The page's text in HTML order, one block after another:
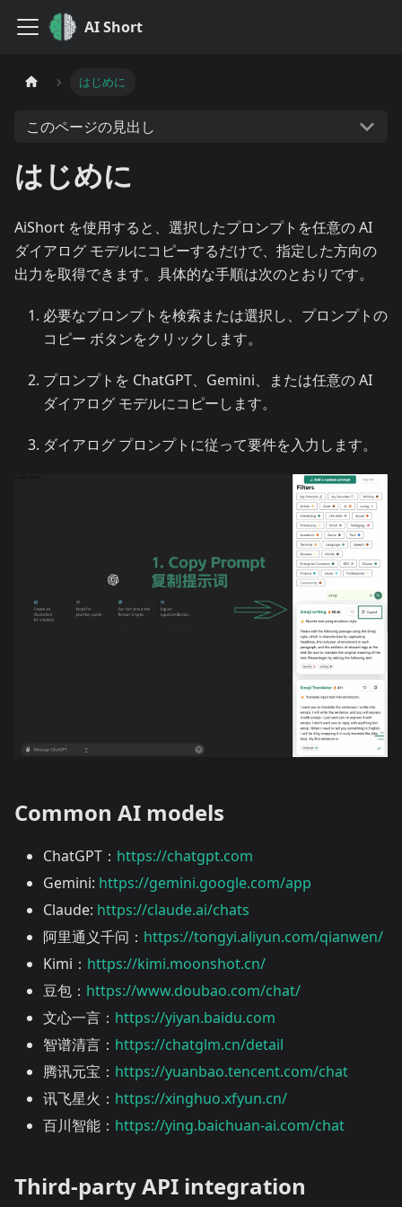
AI Short
はじめに
このページの見出し
はじめに
AiShort を使用すると、選択したプロンプトを任意の AI
ダイアログ モデルにコピーするだけで、指定した方向の
出力を取得できます。具体的な手順は次のとおりです。
必要なプロンプトを検索または選択し、プロンプトの
コピー ボタンをクリックします。
プロンプトを ChatGPT、Gemini、または任意の AI
ダイアログ モデルにコピーします。
ダイアログ プロンプトに従って要件を入力します。
Common AI models
ChatGPT： https://chatgpt.com
Gemini: https://gemini.google.com/app
Claude: https://claude.ai/chats
阿里通义千问： https://tongyi.aliyun.com/qianwen/
Kimi： https://kimi.moonshot.cn/
豆包： https://www.doubao.com/chat/
文心一言： https://yiyan.baidu.com
智谱清言： https://chatglm.cn/detail
腾讯元宝： https://yuanbao.tencent.com/chat
讯飞星火： https://xinghuo.xfyun.cn/
百川智能： https://ying.baichuan-ai.com/chat
Third-party API integration